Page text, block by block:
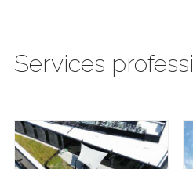
Services